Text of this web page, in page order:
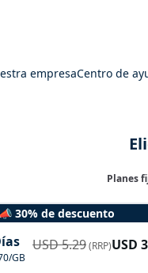
empresaCentro de
Planes
📣 30% de descuento
GB
USD5.29(RRP)USD